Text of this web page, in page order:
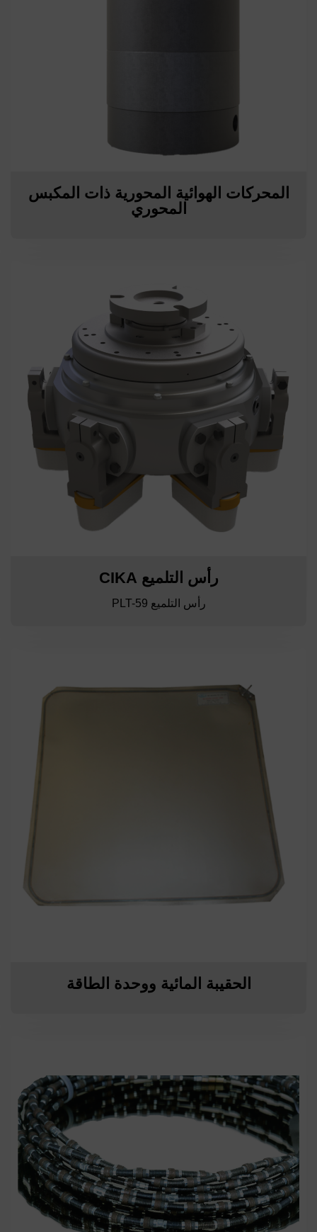
المحركات الهوائية المحورية ذات المكبس
المحوري
رأس التلميع CIKA
رأس التلميع PLT-59
الحقيبة المائية ووحدة الطاقة